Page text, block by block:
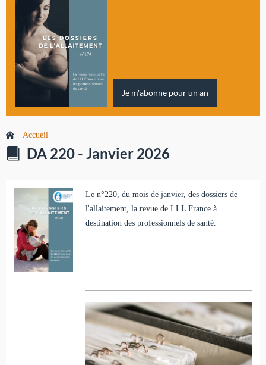
Je m'abonne pour un an
Accueil
DA 220 - Janvier 2026
Le n°220, du mois de janvier, des dossiers de
l'allaitement, la revue de LLL France à
destination des professionnels de santé.